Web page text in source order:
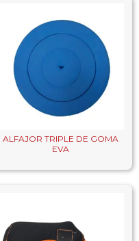
ALFAJOR TRIPLE DE GOMA
EVA